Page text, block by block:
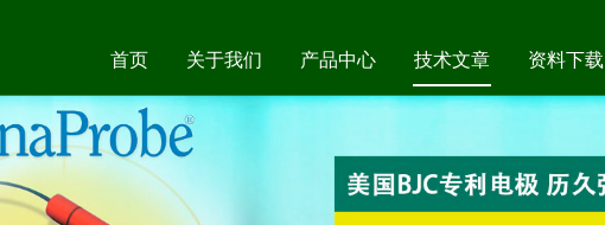
首页 关于我们 产品中心 技术文章 资料下载